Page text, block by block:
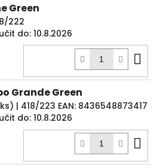
Green
222
do:10.8.2026
Grande Green
) | 418/223 EAN: 8436548873417
do:10.8.2026